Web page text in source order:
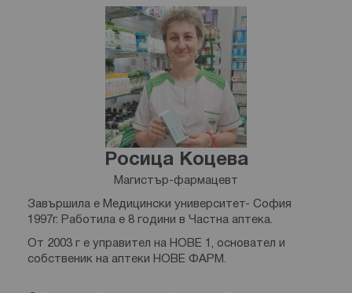
Росица Коцева
Магистър-фармацевт
Завършила е Медицински университет- София
1997г. Работила е 8 години в Частна аптека.
От 2003 г е управител на НОВЕ 1, основател и
собственик на аптеки НОВЕ ФАРМ.